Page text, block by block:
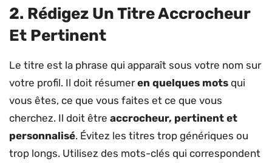
2. Rédigez Un Titre Accrocheur
Et Pertinent
Le titre est la phrase qui apparaît sous votre nom sur
votre profil. Il doit résumeren quelques mots qui
vous êtes, ce que vous faites et ce que vous
cherchez. Il doit être accrocheur, pertinent et
personnalisé. Évitez les titres trop génériques ou
trop longs. Utilisez des mots-clés qui correspondent